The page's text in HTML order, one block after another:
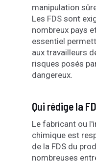
manipulation
Les FDS sont
nombreux pays
essentiel
aux travailleurs
risques posés
dangereux.
Qui rédige la
Le fabricant ou
chimique est
de la FDS du
nombreuses